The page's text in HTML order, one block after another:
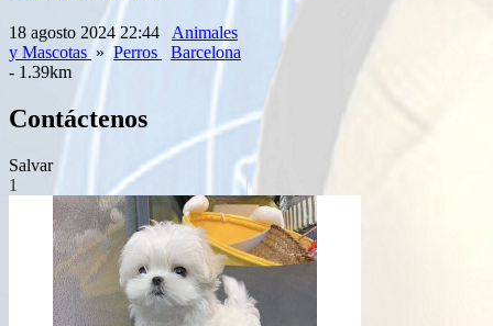
18 agosto 2024 22:44
Animales
y Mascotas » Perros
Barcelona
- 1.39km
Contáctenos
Salvar
1